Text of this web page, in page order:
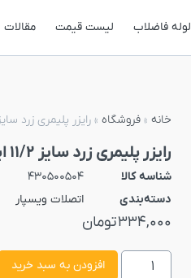
لوله فاضلاب لیست قیمت مقالات
خانه » فروشگاه » رایزر پلیمری زرد سایز 11/2 اینچ 50 سانتی متر
رایزر پلیمری زرد سایز 11/2 اینچ 50 سانتی متر
شناسه کالا
430500504
دسته‌بندی
اتصلات ویسپار
334,000تومان
افزودن به سبد خرید